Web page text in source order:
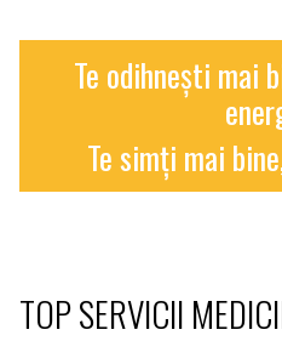
Te odihnești mai
Te simți mai
TOP SERVICII